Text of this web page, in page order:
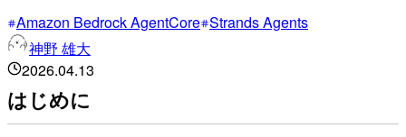
Amazon Bedrock AgentCore Strands Agents
神野 雄大
2026.04.13
はじめに